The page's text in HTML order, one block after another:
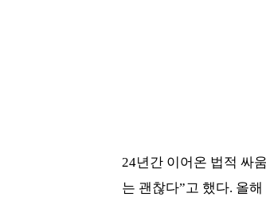
24년간 이어온 법적 싸
는 괜찮다”고 했다. 올